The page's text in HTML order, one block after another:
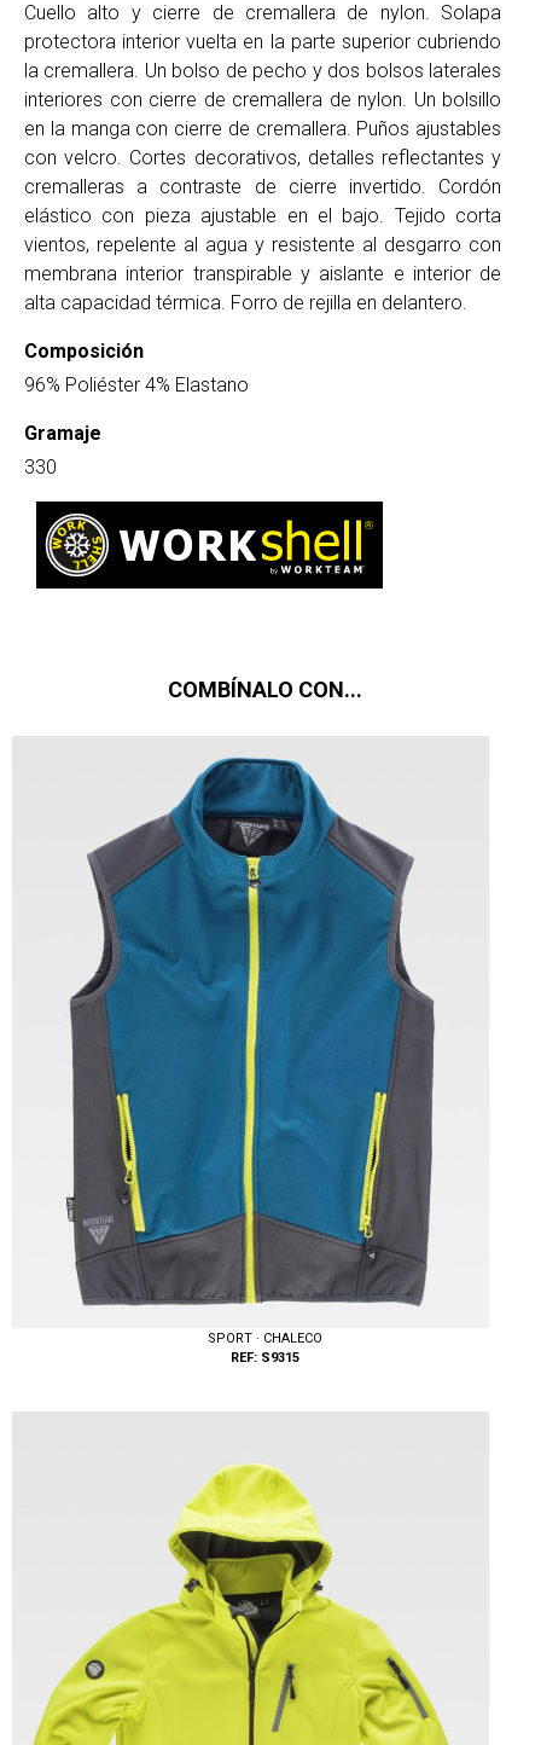
Cuello alto y cierre de cremallera de nylon. Solapa
protectora interior vuelta en la parte superior cubriendo
la cremallera. Un bolso de pecho y dos bolsos laterales
interiores con cierre de cremallera de nylon. Un bolsillo
en la manga con cierre de cremallera. Puños ajustables
con velcro. Cortes decorativos, detalles reflectantes y
cremalleras a contraste de cierre invertido. Cordón
elástico con pieza ajustable en el bajo. Tejido corta
vientos, repelente al agua y resistente al desgarro con
membrana interior transpirable y aislante e interior de
alta capacidad térmica. Forro de rejilla en delantero.
Composición
96% Poliéster 4% Elastano
Gramaje
330
COMBÍNALO CON...
Tallas: S, M, L, XL, XXL, 3XL
SPORT · CHALECO
REF: S9315